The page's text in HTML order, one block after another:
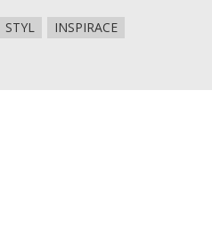
STYL
INSPIRACE